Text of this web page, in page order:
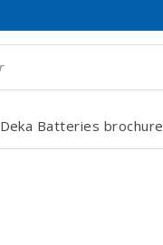
Deka Batteries brochure